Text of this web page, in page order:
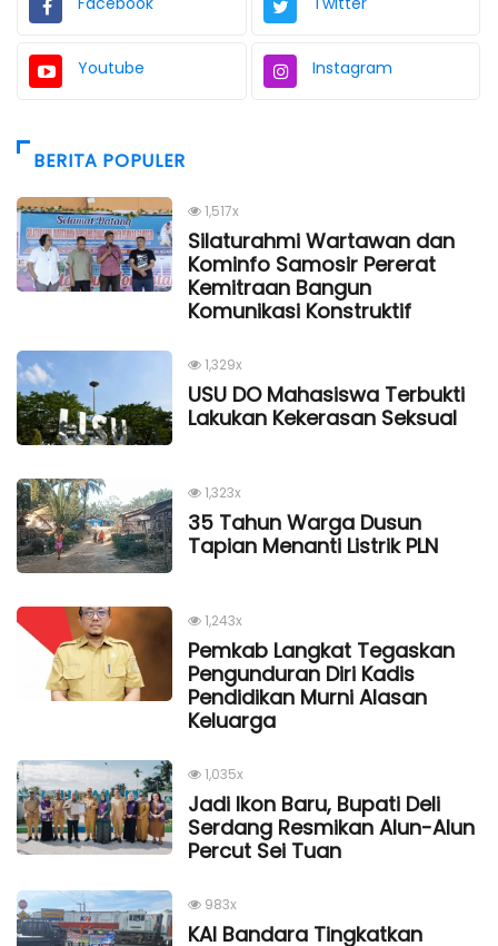
Youtube Instagram
BERITA POPULER
1,517x
Silaturahmi Wartawan dan
Kominfo Samosir Pererat
Kemitraan Bangun
Komunikasi Konstruktif
1,329x
USU DO Mahasiswa Terbukti
Lakukan Kekerasan Seksual
1,323x
35 Tahun Warga Dusun
Tapian Menanti Listrik PLN
1,243x
Pemkab Langkat Tegaskan
Pengunduran Diri Kadis
Pendidikan Murni Alasan
Keluarga
1,035x
Jadi Ikon Baru, Bupati Deli
Serdang Resmikan Alun-Alun
Percut Sei Tuan
983x
KAI Bandara Tingkatkan